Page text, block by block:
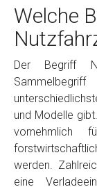
Marke
Model
Baujahr
Welche
Der Begriff
und Modelle
vornehmlich
werden.
eine